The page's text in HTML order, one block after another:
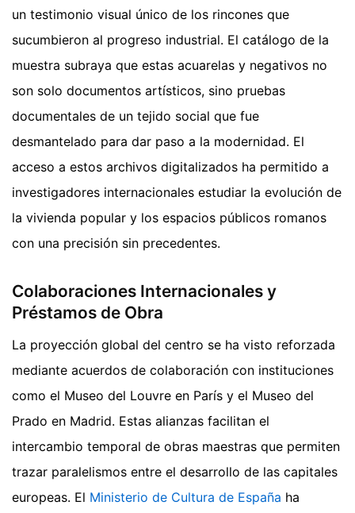
un testimonio visual único de los rincones que
sucumbieron al progreso industrial. El catálogo de la
muestra subraya que estas acuarelas y negativos no
son solo documentos artísticos, sino pruebas
documentales de un tejido social que fue
desmantelado para dar paso a la modernidad. El
acceso a estos archivos digitalizados ha permitido a
investigadores internacionales estudiar la evolución de
la vivienda popular y los espacios públicos romanos
con una precisión sin precedentes.
Colaboraciones Internacionales y
Préstamos de Obra
La proyección global del centro se ha visto reforzada
mediante acuerdos de colaboración con instituciones
como el Museo del Louvre en París y el Museo del
Prado en Madrid. Estas alianzas facilitan el
intercambio temporal de obras maestras que permiten
trazar paralelismos entre el desarrollo de las capitales
europeas. El Ministerio de Cultura de España ha